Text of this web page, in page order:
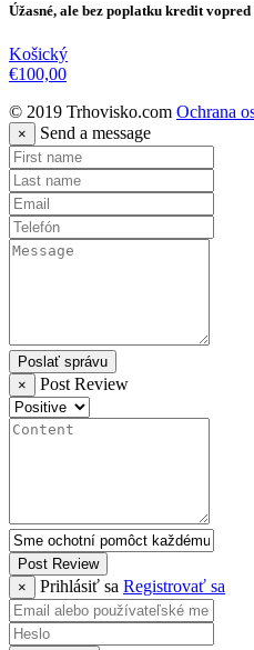
Úžasné, ale bez poplatku kredit vopred
Košický
€100,00
© 2019 Trhovisko.com Ochrana
× Send a message
Poslať správu
×
Post Review
Post Review
×
Prihlásiť sa Registrovať sa